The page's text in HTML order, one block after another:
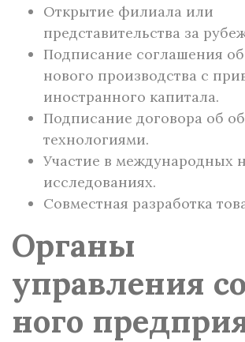
Открытие филиала или
представительства за
Подписание соглашения
нового производства с
иностранного капитала.
Подписание договора об
технологиями.
Участие в международных
исследованиях.
Совместная разработка
Органы
управления
ного